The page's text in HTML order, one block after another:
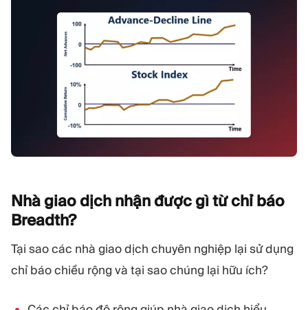
Nhà giao dịch nhận được gì từ chỉ báo
Breadth?
Tại sao các nhà giao dịch chuyên nghiệp lại sử dụng
chỉ báo chiều rộng và tại sao chúng lại hữu ích?